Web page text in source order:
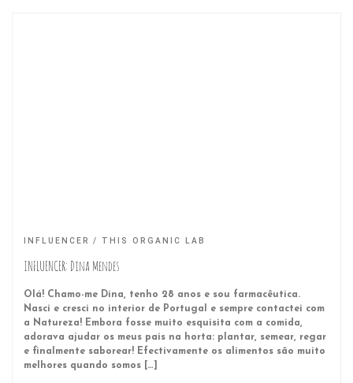
INFLUENCER THIS ORGANIC LAB
INFLUENCER: Dina Mendes
Olá! Chamo-me Dina, tenho 28 anos e sou farmacêutica.
Nasci e cresci no interior de Portugal e sempre contactei com
a Natureza! Embora fosse muito esquisita com a comida,
adorava ajudar os meus pais na horta: plantar, semear, regar
e finalmente saborear! Efectivamente os alimentos são muito
melhores quando somos […]